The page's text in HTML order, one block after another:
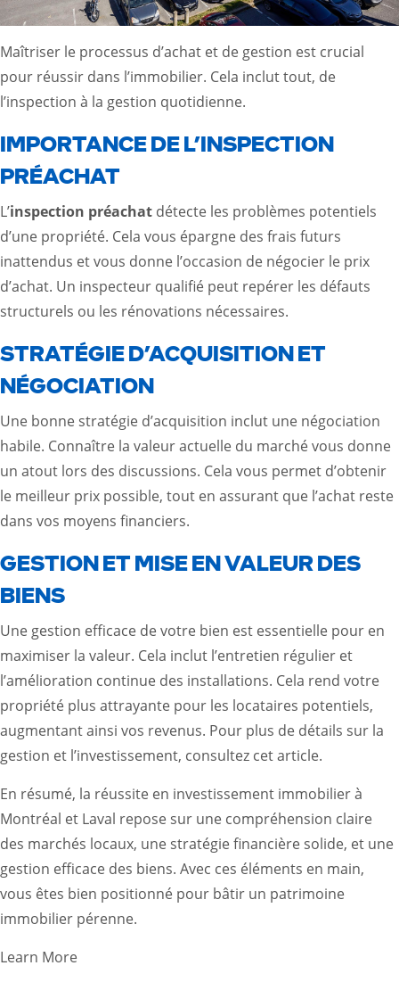
Maîtriser le processus d’achat et de gestion est crucial
pour réussir dans l’immobilier. Cela inclut tout, de
l’inspection à la gestion quotidienne.
IMPORTANCE DE L’INSPECTION
PRÉACHAT
L’inspection préachat détecte les problèmes potentiels
d’une propriété. Cela vous épargne des frais futurs
inattendus et vous donne l’occasion de négocier le prix
d’achat. Un inspecteur qualifié peut repérer les défauts
structurels ou les rénovations nécessaires.
STRATÉGIE D’ACQUISITION ET
NÉGOCIATION
Une bonne stratégie d’acquisition inclut une négociation
habile. Connaître la valeur actuelle du marché vous donne
un atout lors des discussions. Cela vous permet d’obtenir
le meilleur prix possible, tout en assurant que l’achat reste
dans vos moyens financiers.
GESTION ET MISE EN VALEUR DES
BIENS
Une gestion efficace de votre bien est essentielle pour en
maximiser la valeur. Cela inclut l’entretien régulier et
l’amélioration continue des installations. Cela rend votre
propriété plus attrayante pour les locataires potentiels,
augmentant ainsi vos revenus. Pour plus de détails sur la
gestion et l’investissement, consultez cet article.
En résumé, la réussite en investissement immobilier à
Montréal et Laval repose sur une compréhension claire
des marchés locaux, une stratégie financière solide, et une
gestion efficace des biens. Avec ces éléments en main,
vous êtes bien positionné pour bâtir un patrimoine
immobilier pérenne.
Learn More